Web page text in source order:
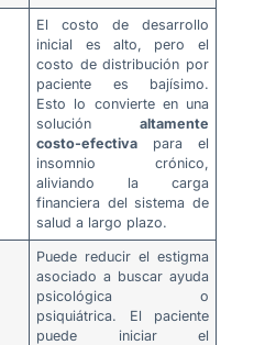
El costo de desarrollo
inicial es alto, pero el
costo de distribución por
paciente es bajísimo.
Esto lo convierte en una
solución altamente
costo-efectiva para el
insomnio crónico,
aliviando la carga
financiera del sistema de
salud a largo plazo.
Puede reducir el estigma
asociado a buscar ayuda
psicológica o
psiquiátrica. El paciente
puede iniciar el